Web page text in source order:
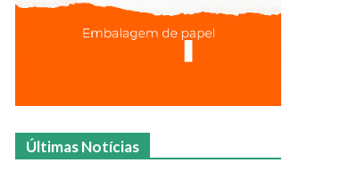
Últimas Notícias